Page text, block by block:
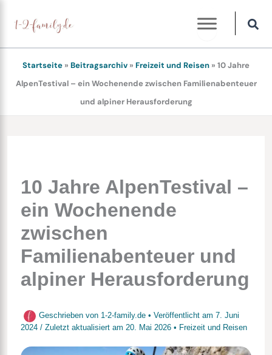
Inhalt
springen
Startseite » Beitragsarchiv » Freizeit und Reisen » 10 Jahre
AlpenTestival – ein Wochenende zwischen Familienabenteuer
und alpiner Herausforderung
10 Jahre AlpenTestival –
ein Wochenende
zwischen
Familienabenteuer und
alpiner Herausforderung
Geschrieben von 1-2-family.de • Veröffentlicht am 7. Juni
2024 / Zuletzt aktualisiert am 20. Mai 2026• Freizeit und Reisen